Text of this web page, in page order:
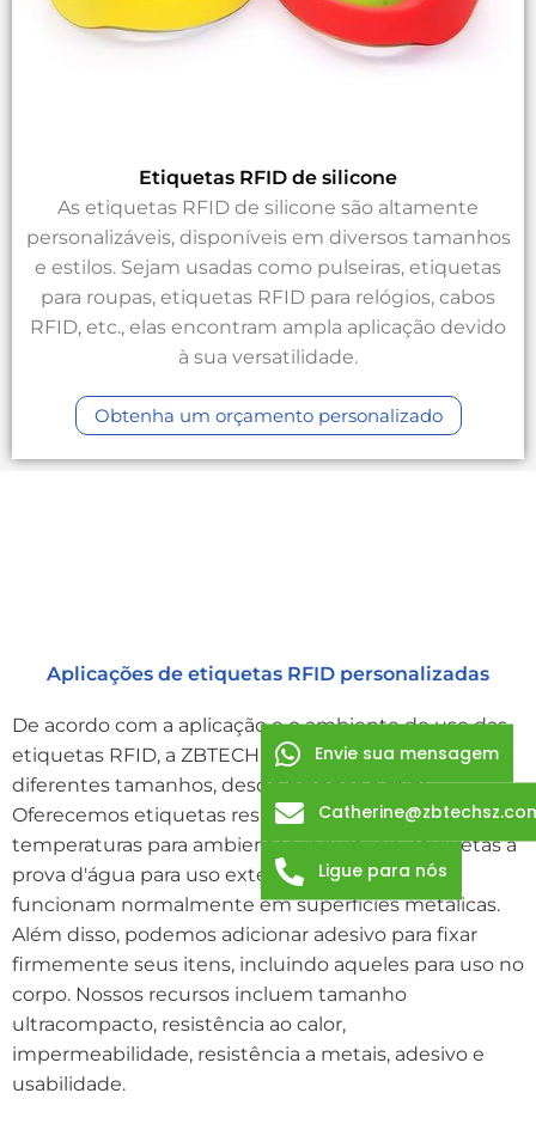
Etiquetas RFID de silicone
As etiquetas RFID de silicone são altamente
personalizáveis, disponíveis em diversos tamanhos
e estilos. Sejam usadas como pulseiras, etiquetas
para roupas, etiquetas RFID para relógios, cabos
RFID, etc., elas encontram ampla aplicação devido
à sua versatilidade.
Obtenha um orçamento personalizado
Aplicações de etiquetas RFID personalizadas
De acordo com a aplicação e o ambiente de uso das
etiquetas RFID, a ZBTECH pode personalizar
diferentes tamanhos, desde grandes a mini.
Oferecemos etiquetas resistentes a altas
temperaturas para ambientes industriais, etiquetas à
prova d'água para uso externo e etiquetas que
funcionam normalmente em superfícies metálicas.
Além disso, podemos adicionar adesivo para fixar
firmemente seus itens, incluindo aqueles para uso no
corpo. Nossos recursos incluem tamanho
ultracompacto, resistência ao calor,
impermeabilidade, resistência a metais, adesivo e
usabilidade.
Envie sua mensagem
Ligue para nós